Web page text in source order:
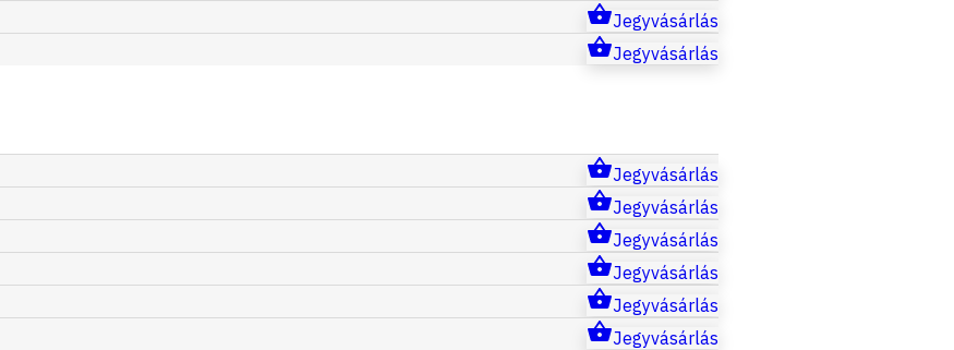
Jegyvásárlás
Jegyvásárlás
Jegyvásárlás
Jegyvásárlás
Jegyvásárlás
Jegyvásárlás
Jegyvásárlás
Jegyvásárlás